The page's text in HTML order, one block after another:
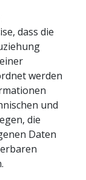
dass die
werden
und
die
Daten